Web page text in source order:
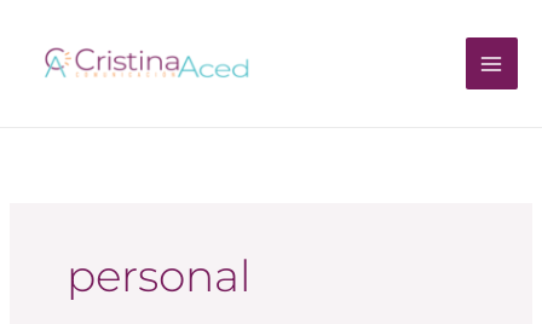
contenido
personal